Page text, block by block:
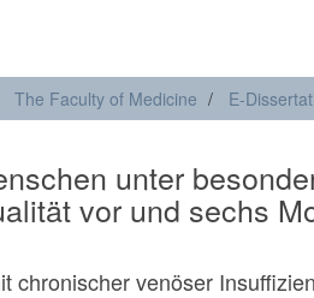
The Faculty of Medicine E-
unter
vor und sechs
chronischer venöser